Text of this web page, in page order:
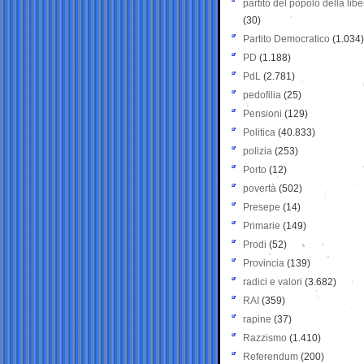
partito del popolo della
(30)
Partito Democratico (1.034)
PD (1.188)
PdL (2.781)
pedofilia (25)
Pensioni (129)
Politica (40.833)
polizia (253)
Porto (12)
povertà (502)
Presepe (14)
Primarie (149)
Prodi (52)
Provincia (139)
radici e valori (3.682)
RAI (359)
rapine (37)
Razzismo (1.410)
Referendum (200)